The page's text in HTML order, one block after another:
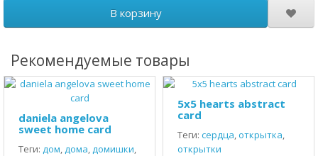
В корзину
Рекомендуемые товары
daniela angelova
sweet home card
Теги: дом,дома,домишки,
5x5 hearts abstract
card
Теги: сердца,открытка,
открытки